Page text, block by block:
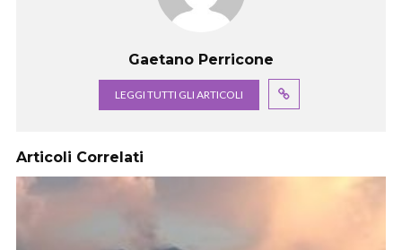
Gaetano Perricone
LEGGI TUTTI GLI ARTICOLI
Articoli Correlati